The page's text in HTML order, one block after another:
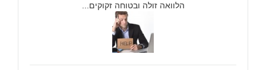
הלוואה זולה ובטוחה זקוקים...